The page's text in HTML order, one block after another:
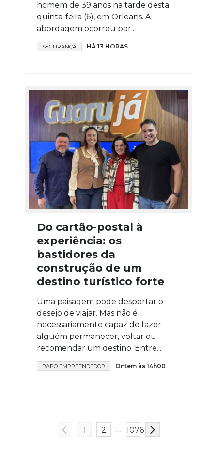
homem de 39 anos na tarde desta
quinta-feira (6), em Orleans. A
abordagem ocorreu por...
SEGURANÇA HÁ 13 HORAS
Do cartão-postal à
experiência: os
bastidores da
construção de um
destino turístico forte
Uma paisagem pode despertar o
desejo de viajar. Mas não é
necessariamente capaz de fazer
alguém permanecer, voltar ou
recomendar um destino. Entre...
PAPO EMPREENDEDOR Ontem às 14h00
1 2 … 1076